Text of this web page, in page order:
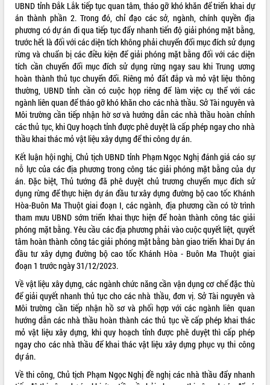
Gặp mặt các cơ quan báo chí nhân Kỷ
niệm 101 năm Ngày Báo chí Cách
mạng Việt Nam
Đắk Lắk sơ kết 4 năm triển khai thực
hiện Đề án 06 của Chính phủ
Họp báo thông tin về Hội nghị Công bố
Quy hoạch và Xúc tiến đầu tư tỉnh Đắk
Lắk
Khơi thông điểm nghẽn, đẩy nhanh
giải ngân vốn khắc phục thiên tai
HĐND tỉnh thông qua điều chỉnh Quy
hoạch tỉnh thời kỳ 2021-2030
Hội thảo góp ý hồ sơ điều chỉnh quy
hoạch tỉnh Đắk Lắk thời kỳ 2021-2030,
tầm nhìn đến năm 2050
Nâng cao hiệu quả hoạt động của các
doanh nghiệp nhà nước
Hội nghị triển khai kết nối mạng
truyền số liệu chuyên dùng phục vụ cơ
quan Đảng, Nhà nước
tay làm sạch môi trường
Xã Ea Kar bước chuyển mình trong
công tác cải cách hành chính mô hình
mới
UBND tỉnh họp báo định kỳ tháng 4
năm 2026
Hội thảo khoa học “Giải pháp thúc đẩy
phát triển nền kinh tế xanh tại tỉnh
UBND tỉnh Đắk Lắk tiếp tục quan tâm, tháo gỡ khó khăn để triển khai dự
án thành phần 2. Trong đó, chỉ đạo các sở, ngành, chính quyền địa
phương có dự án đi qua tiếp tục đẩy nhanh tiến độ giải phóng mặt bằng,
trước hết là đối với các diện tích không phải chuyển đổi mục đích sử dụng
rừng và chuẩn bị các điều kiện để giải phóng mặt bằng đối với các diện
tích cần chuyển đổi mục đích sử dụng rừng ngay sau khi Trung ương
hoàn thành thủ tục chuyển đổi. Riêng mỏ đất đắp và mỏ vật liệu thông
thường, UBND tỉnh cần có cuộc họp riêng để làm việc cụ thể với các
ngành liên quan để tháo gỡ khó khăn cho các nhà thầu. Sở Tài nguyên và
Môi trường cần tiếp nhận hờ sơ và hướng dẫn các nhà thầu hoàn chỉnh
các thủ tục, khi Quy hoạch tỉnh được phê duyệt là cấp phép ngay cho nhà
thầu khai thác mỏ vật liệu xây dựng để thi công dự án.
Kết luận hội nghị, Chủ tịch UBND tỉnh Phạm Ngọc Nghị đánh giá cáo sự
nỗ lực của các địa phương trong công tác giải phóng mặt bằng của dự
án. Đặc biệt, Thủ tướng đã phê duyệt chủ trương chuyển mục đích sử
dụng rừng để thực hiện dự án đầu tư xây dựng đường bộ cao tốc Khánh
Hòa-Buôn Ma Thuột giai đoạn I, các ngành, địa phương cần có tờ trình
tham mưu UBND sớm triển khai thực hiện để hoàn thành công tác giải
phóng mặt bằng. Yêu cầu các địa phương phải vào cuộc quyết liệt, quyết
tâm hoàn thành công tác giải phóng mặt bằng bàn giao triển khai Dự án
đầu tư xây dựng đường bộ cao tốc Khánh Hòa - Buôn Ma Thuột giai
đoạn 1 trước ngày 31/12/2023.
Về vật liệu xây dựng, các ngành chức năng cần vận dụng cơ chế đặc thù
để giải quyết nhanh thủ tục cho các nhà thầu, đơn vị. Sở Tài nguyên và
Môi trường cần tiếp nhận hồ sơ và phối hợp với các ngành liên quan
hướng dẫn các nhà thầu hoàn thành các thủ tục về cấp phép khai thác
mỏ vật liệu xây dựng, khi quy hoạch tỉnh được phê duyệt thì cấp phép
ngay cho các nhà thầu để khai thác vật liệu xây dựng phục vụ thi công
dự án.
Về thi công, Chủ tịch Phạm Ngọc Nghị đề nghị các nhà thầu đẩy nhanh